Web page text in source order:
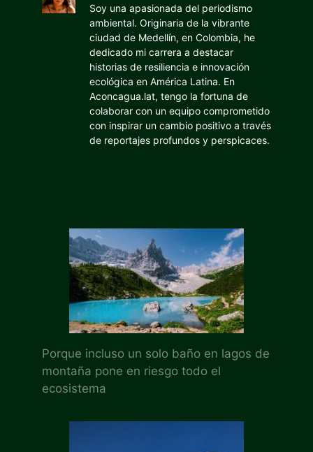
Soy una apasionada del periodismo
ambiental. Originaria de la vibrante
ciudad de Medellín, en Colombia, he
dedicado mi carrera a destacar
historias de resiliencia e innovación
ecológica en América Latina. En
Aconcagua.lat, tengo la fortuna de
colaborar con un equipo comprometido
con inspirar un cambio positivo a través
de reportajes profundos y perspicaces.
Porque incluso un solo baño en lagos de
montaña pone en riesgo todo el
ecosistema